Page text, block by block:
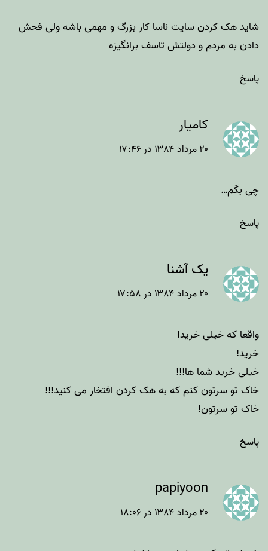
شاید هک کردن سایت ناسا کار بزرگ و مهمی باشه ولی فحش
دادن به مردم و دولتش تاسف برانگیزه
پاسخ
کامیار
۲۰ مرداد ۱۳۸۴ در ۱۷:۴۶
چی بگم…
پاسخ
یک آشنا
۲۰ مرداد ۱۳۸۴ در ۱۷:۵۸
واقعا که خیلی خرید!
خرید!
خیلی خرید شما ها!!!
خاک تو سرتون کنم که به هک کردن افتخار می کنید!!!
خاک تو سرتون!
پاسخ
papiyoon
۲۰ مرداد ۱۳۸۴ در ۱۸:۰۶